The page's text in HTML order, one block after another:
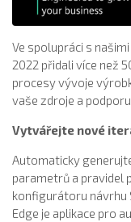
Ve spolupráci s
2022 přidali více než
procesy vývoje
vaše zdroje a
Vytvářejte nové
Automaticky
parametrů a pravidel
konfigurátoru návrhu
Edge je aplikace pro